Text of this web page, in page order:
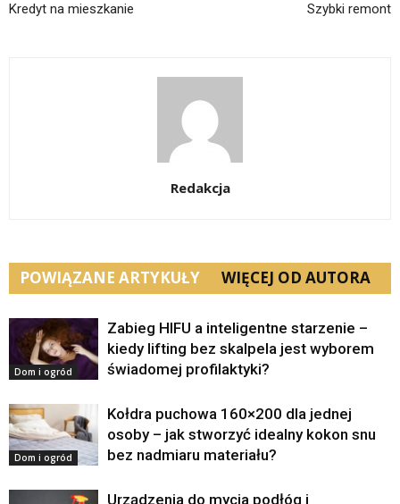
Kredyt na mieszkanie Szybki remont
Redakcja
POWIĄZANE ARTYKUŁY WIĘCEJ OD AUTORA
Dom i ogród
Zabieg HIFU a inteligentne starzenie –
kiedy lifting bez skalpela jest wyborem
świadomej profilaktyki?
Dom i ogród
Kołdra puchowa 160×200 dla jednej
osoby – jak stworzyć idealny kokon snu
bez nadmiaru materiału?
Urządzenia do mycia podłóg i